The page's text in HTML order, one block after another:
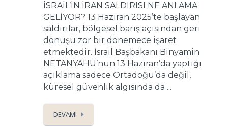
İSRAİL’İN İRAN SALDIRISI NE ANLAMA
GELİYOR? 13 Haziran 2025’te başlayan
saldırılar, bölgesel barış açısından geri
dönüşü zor bir dönemece işaret
etmektedir. İsrail Başbakanı Binyamin
NETANYAHU’nun 13 Haziran’da yaptığı
açıklama sadece Ortadoğu’da değil,
küresel güvenlik algısında da ...
DEVAMI